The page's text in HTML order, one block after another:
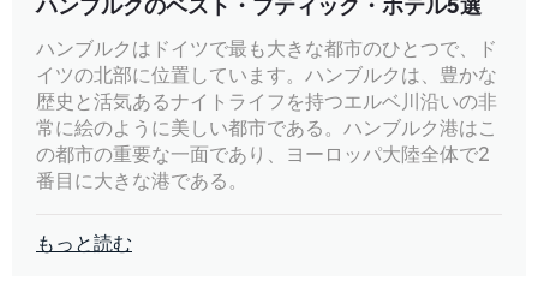
ハンブルクはドイツで最も大きな都市のひとつで、ド
イツの北部に位置しています。ハンブルクは、豊かな
歴史と活気あるナイトライフを持つエルベ川沿いの非
常に絵のように美しい都市である。ハンブルク港はこ
の都市の重要な一面であり、ヨーロッパ大陸全体で2
番目に大きな港である。
もっと読む